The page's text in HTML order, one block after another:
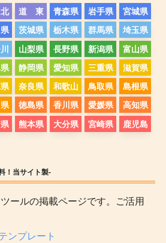
道 東 青森県 岩手県
宮城県
茨城県 栃木県 群馬県
埼玉県
山梨県 長野県 新潟県
富山県
静岡県 愛知県 三重県
滋賀県
奈良県 和歌山 鳥取県
島根県
徳島県 香川県 愛媛県
高知県
熊本県 大分県 宮崎県
鹿児島
！当サイト製-
ールの掲載ページです。ご活用
ンプレート